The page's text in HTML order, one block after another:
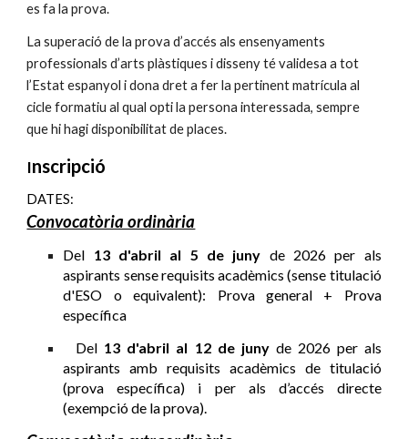
es fa la prova.
La superació de la prova d’accés als ensenyaments
professionals d’arts plàstiques i disseny té validesa a tot
l’Estat espanyol i dona dret a fer la pertinent matrícula al
cicle formatiu al qual opti la persona interessada, sempre
que hi hagi disponibilitat de places.
Inscripció
DATES:
Convocatòria ordinària
Del 13 d'abril al 5 de juny de 2026 per als
aspirants sense requisits acadèmics (sense titulació
d'ESO o equivalent): Prova general + Prova
específica
Del 1 3 d'abril al 12 de juny de 2026per als
aspirants amb requisits acadèmics de titulació
(prova específica) i per als d’accés directe
(exempció de la prova).